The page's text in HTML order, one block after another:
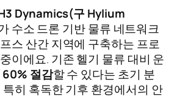
Dynamics(구 Hylium
수소 드론 기반 물류 네트워크
스 산간 지역에 구축하는 프로
이에요. 기존 헬기 물류 대비 운
60% 절감할 수 있다는 초기 분
히 혹독한 기후 환경에서의 안